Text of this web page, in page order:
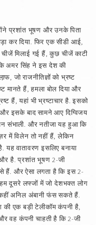
प्रशांत भूषण और उनके पिता
कर दिया. फिर एक सीडी आई,
मिलाई गई हैं, कुछ चीजें काटी
अमर सिंह ने इस देश की
जो राजनीतिज्ञों को भ्रष्ट
मानते हैं, हमला बोल दिया और
हैं, यहां भी भ्रष्टाचार है. इसको
इसके बाद सामने आए दिग्विजय
संभाली. और नतीजा यह हुआ कि
में विलेन तो नहीं हैं, लेकिन
वातावरण इसलिए बनाया
और है. प्रशांत भूषण 2-जी
हैं. और ऐसा लगता है कि इस 2-
दूसरे लफ्जों में जो देशभक्त लोग
अनिल अंबानी फंस सकते हैं.
एक बड़ी टेलीकॉम कंपनी है,
वह कंपनी चाहती है कि 2-जी